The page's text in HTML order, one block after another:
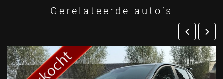
Gerelateerde auto’s